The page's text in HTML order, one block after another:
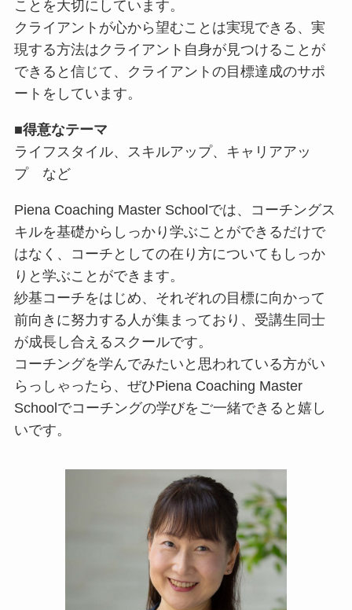
ことを大切にしています。
クライアントが心から望むことは実現できる、実
現する方法はクライアント自身が見つけることが
できると信じて、クライアントの目標達成のサポ
ートをしています。
■得意なテーマ
ライフスタイル、スキルアップ、キャリアアッ
プ など
Piena Coaching Master Schoolでは、コーチングス
キルを基礎からしっかり学ぶことができるだけで
はなく、コーチとしての在り方についてもしっか
りと学ぶことができます。
紗基コーチをはじめ、それぞれの目標に向かって
前向きに努力する人が集まっており、受講生同士
が成長し合えるスクールです。
コーチングを学んでみたいと思われている方がい
らっしゃったら、ぜひPiena Coaching Master
Schoolでコーチングの学びをご一緒できると嬉し
いです。